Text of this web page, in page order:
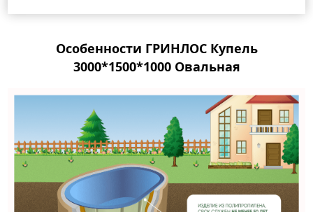
Особенности ГРИНЛОС Купель
3000*1500*1000 Овальная